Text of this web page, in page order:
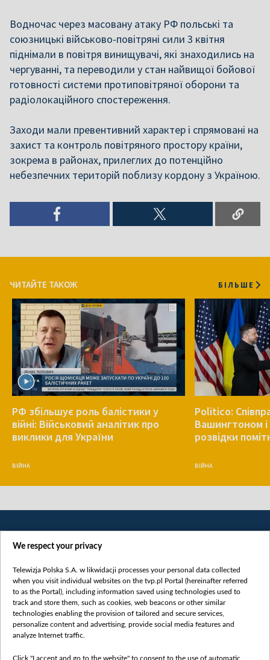
Водночас через масовану атаку РФ польські та
союзницькі військово-повітряні сили 3 квітня
піднімали в повітря винищувачі, які знаходились на
чергуванні, та переводили у стан найвищої бойової
готовності системи протиповітряної оборони та
радіолокаційного спостереження.
Заходи мали превентивний характер і спрямовані на
захист та контроль повітряного простору країни,
зокрема в районах, прилеглих до потенційно
небезпечних територій поблизу кордону з Україною.
ЧИТАЙТЕ ТАКОЖ БІЛЬШЕ
РФ збільшує роль балістики у
війні: Військовий аналітик про
виклики для України
ВІЙНА
Politico:
Вашингтоном
розвідки
ВІЙНА
Категорії
Новини
Докладно
We respect your privacy
Telewizja Polska S.A. w likwidacji processes your personal data collected
when you visit individual websites on the tvp.pl Portal (hereinafter referred
to as the Portal), including information saved using technologies used to
track and store them, such as cookies, web beacons or other similar
technologies enabling the provision of tailored and secure services,
personalize content and advertising, provide social media features and
analyze Internet traffic.
Click "I accept and go to the website" to consent to the use of automatic